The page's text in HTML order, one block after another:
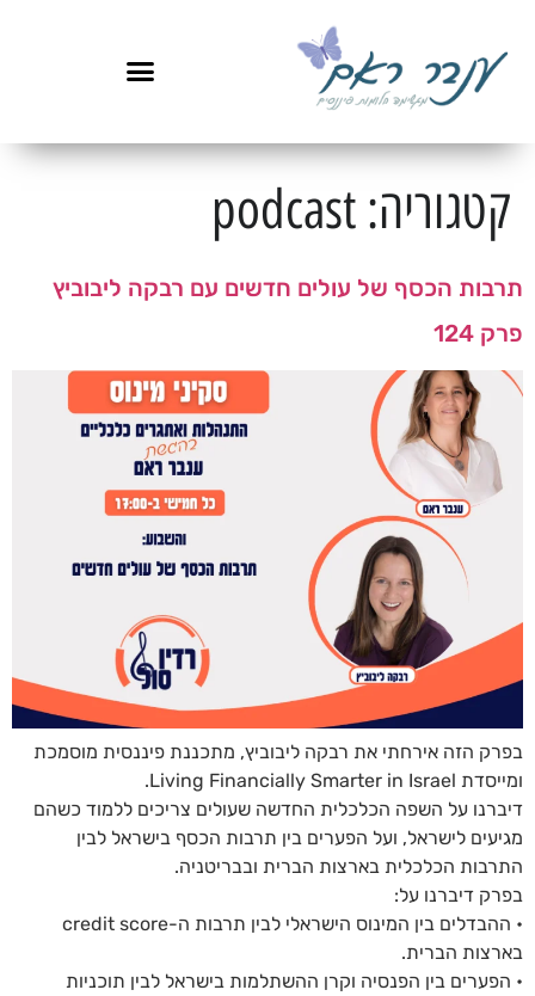
קטגוריה: podcast
תרבות הכסף של עולים חדשים עם רבקה ליבוביץ
פרק 124
בפרק הזה אירחתי את רבקה ליבוביץ, מתכננת פיננסית מוסמכת
ומייסדת Living Financially Smarter in Israel.
דיברנו על השפה הכלכלית החדשה שעולים צריכים ללמוד כשהם
מגיעים לישראל, ועל הפערים בין תרבות הכסף בישראל לבין
התרבות הכלכלית בארצות הברית ובבריטניה.
בפרק דיברנו על:
• ההבדלים בין המינוס הישראלי לבין תרבות ה-credit score
בארצות הברית.
• הפערים בין הפנסיה וקרן ההשתלמות בישראל לבין תוכניות